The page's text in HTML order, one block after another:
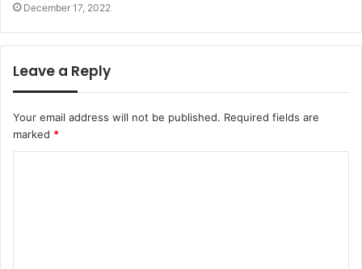
December 17, 2022
Leave a Reply
Your email address will not be published. Required fields are
marked *